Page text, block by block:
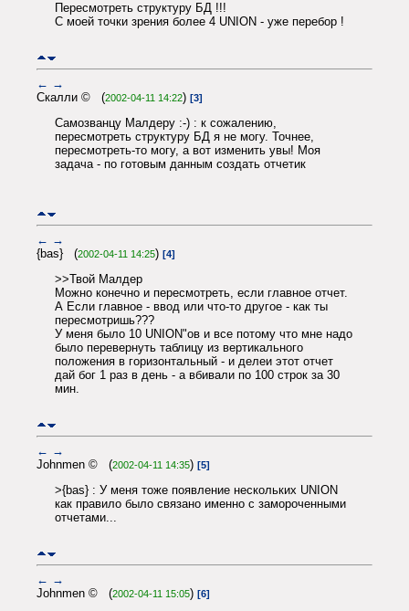
Пересмотреть структуру БД !!!
С моей точки зрения более 4 UNION - уже перебор !
← →
Скалли © (2002-04-11 14:22) [3]
Самозванцу Малдеру :-) : к сожалению,
пересмотреть структуру БД я не могу. Точнее,
пересмотреть-то могу, а вот изменить увы! Моя
задача - по готовым данным создать отчетик
← →
{bas} (2002-04-11 14:25) [4]
>>Твой Малдер
Можно конечно и пересмотреть, если главное отчет.
А Если главное - ввод или что-то другое - как ты
пересмотришь???
У меня было 10 UNION"ов и все потому что мне надо
было перевернуть таблицу из вертикального
положения в горизонтальный - и делеи этот отчет
дай бог 1 раз в день - а вбивали по 100 строк за 30
мин.
← →
Johnmen © (2002-04-11 14:35) [5]
>{bas} : У меня тоже появление нескольких UNION
как правило было связано именно с замороченными
отчетами...
← →
Johnmen © (2002-04-11 15:05) [6]